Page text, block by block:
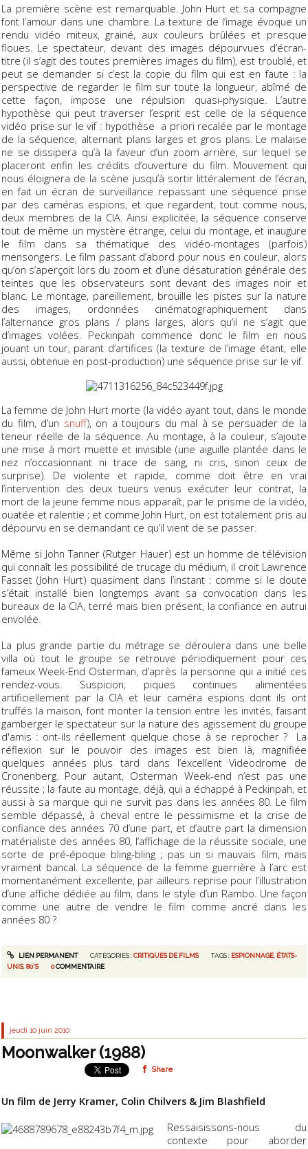
La première scène est remarquable. John Hurt et sa compagne
font l’amour dans une chambre. La texture de l’image évoque un
rendu vidéo miteux, grainé, aux couleurs brûlées et presque
floues. Le spectateur, devant des images dépourvues d’écran-
titre (il s’agit des toutes premières images du film), est troublé, et
peut se demander si c’est la copie du film qui est en faute : la
perspective de regarder le film sur toute la longueur, abîmé de
cette façon, impose une répulsion quasi-physique. L’autre
hypothèse qui peut traverser l’esprit est celle de la séquence
vidéo prise sur le vif : hypothèse a priori recalée par le montage
de la séquence, alternant plans larges et gros plans. Le malaise
ne se dissipera qu’à la faveur d’un zoom arrière, sur lequel se
placeront enfin les crédits d’ouverture du film. Mouvement qui
nous éloignera de la scène jusqu’à sortir littéralement de l’écran,
en fait un écran de surveillance repassant une séquence prise
par des caméras espions, et que regardent, tout comme nous,
deux membres de la CIA. Ainsi explicitée, la séquence conserve
tout de même un mystère étrange, celui du montage, et inaugure
le film dans sa thématique des vidéo-montages (parfois)
mensongers. Le film passant d’abord pour nous en couleur, alors
qu’on s’aperçoit lors du zoom et d’une désaturation générale des
teintes que les observateurs sont devant des images noir et
blanc. Le montage, pareillement, brouille les pistes sur la nature
des images, ordonnées cinématographiquement dans
l’alternance gros plans / plans larges, alors qu’il ne s’agit que
d’images volées. Peckinpah commence donc le film en nous
jouant un tour, parant d’artifices (la texture de l’image étant, elle
aussi, obtenue en post-production) une séquence prise sur le vif.
La femme de John Hurt morte (la vidéo ayant tout, dans le monde
du film, d’un snuff), on a toujours du mal à se persuader de la
teneur réelle de la séquence. Au montage, à la couleur, s’ajoute
une mise à mort muette et invisible (une aiguille plantée dans le
nez n’occasionnant ni trace de sang, ni cris, sinon ceux de
surprise). De violente et rapide, comme doit être en vrai
l’intervention des deux tueurs venus exécuter leur contrat, la
mort de la jeune femme nous apparaît, par le prisme de la vidéo,
ouatée et ralentie ; et comme John Hurt, on est totalement pris au
dépourvu en se demandant ce qu’il vient de se passer.
Même si John Tanner (Rutger Hauer) est un homme de télévision
qui connaît les possibilité de trucage du médium, il croit Lawrence
Fasset (John Hurt) quasiment dans l’instant : comme si le doute
s’était installé bien longtemps avant sa convocation dans les
bureaux de la CIA, terré mais bien présent, la confiance en autrui
envolée.
La plus grande partie du métrage se déroulera dans une belle
villa où tout le groupe se retrouve périodiquement pour ces
fameux Week-End Osterman, d’après la personne qui a initié ces
rendez-vous. Suspicion, piques continues alimentées
artificiellement par la CIA et leur caméra espions dont ils ont
truffés la maison, font monter la tension entre les invités, faisant
gamberger le spectateur sur la nature des agissement du groupe
d'amis : ont-ils réellement quelque chose à se reprocher ? La
réflexion sur le pouvoir des images est bien là, magnifiée
quelques années plus tard dans l’excellentVideodrome de
Cronenberg. Pour autant, Osterman Week-end n’est pas une
réussite ; la faute au montage, déjà, qui a échappé à Peckinpah, et
aussi à sa marque qui ne survit pas dans les années 80. Le film
semble dépassé, à cheval entre le pessimisme et la crise de
confiance des années 70 d’une part, et d’autre part la dimension
matérialiste des années 80, l’affichage de la réussite sociale, une
sorte de pré-époque bling-bling; pas un si mauvais film, mais
vraiment bancal. La séquence de la femme guerrière à l’arc est
momentanément excellente, par ailleurs reprise pour l’illustration
d’une affiche dédiée au film, dans le style d’un Rambo. Une façon
comme une autre de vendre le film comme ancré dans les
années 80 ?
LIEN PERMANENT CATÉGORIES :CRITIQUES DE FILMS TAGS : ESPIONNAGE ÉTATS-
UNIS,80'S 0COMMENTAIRE
jeudi 10 juin 2010
Moonwalker (1988)
Share
Un film de Jerry Kramer, Colin Chilvers & Jim Blashfield
Ressaisissons-nous du
contexte pour aborder